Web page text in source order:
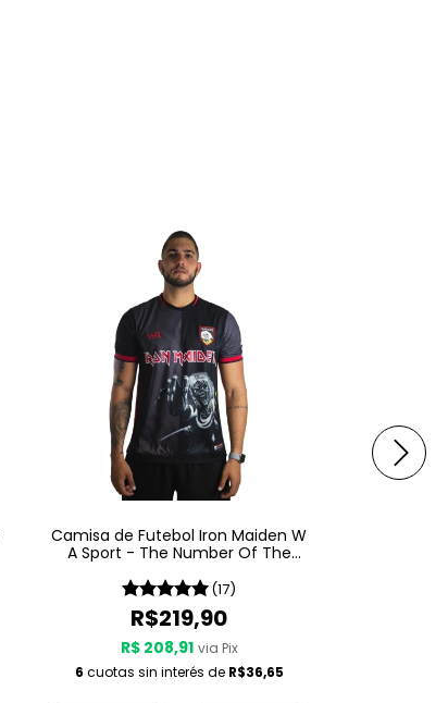
Camisa de Futebol Iron Maiden W
A Sport - The Number Of The
(17)
R$219,90
R$ 208,91 via Pix
6 cuotas sin interés de R$36,65